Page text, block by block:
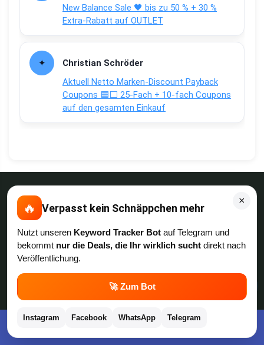
New Balance Sale 🖤 bis zu 50 % + 30 %
Extra-Rabatt auf OUTLET
Christian Schröder
Aktuell Netto Marken-Discount Payback
Coupons 🟦⬜ 25-Fach + 10-fach Coupons
auf den gesamten Einkauf
Apps und Bewertungen
Du willst keinen Deal mehr verpassen?
Dann lade unsere Gratis App herunter.
4,7/5 4,5/5
Keine Lust Schnäppchen zu suchen?
×
🔥 Verpasst kein Schnäppchen mehr
Nutzt unseren Keyword Tracker Bot auf Telegram und
bekommt nur die Deals, die Ihr wirklich sucht direkt nach
Veröffentlichung.
🚀 Zum Bot
Instagram Facebook WhatsApp Telegram